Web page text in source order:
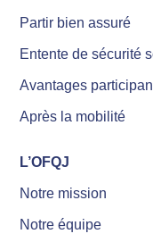
Partir bien assuré
Entente de sécurité
Avantages
Après la mobilité
L’OFQJ
Notre mission
Notre équipe